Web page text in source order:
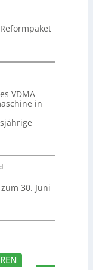
VDMA
in
30. Juni